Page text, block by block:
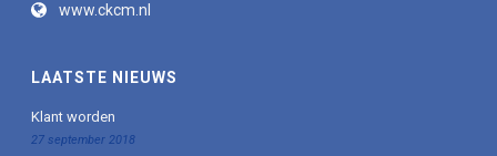
www.ckcm.nl
LAATSTE NIEUWS
Klant worden
27 september 2018